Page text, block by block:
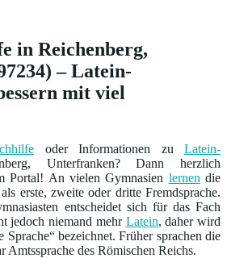
in Reichenberg,
– Latein-
mit viel
oder Informationen zu Latein-
Unterfranken? Dann herzlich
Portal! An vielen Gymnasien lernen die
als erste, zweite oder dritte Fremdsprache.
entscheidet sich für das Fach
jedoch niemand mehr Latein, daher wird
Sprache“ bezeichnet. Früher sprachen die
Amtssprache des Römischen Reichs.